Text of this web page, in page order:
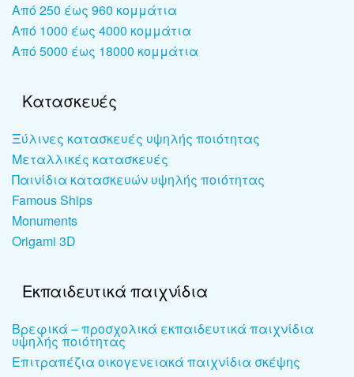
Από 250 έως 960 κομμάτια
Από 1000 έως 4000 κομμάτια
Από 5000 έως 18000 κομμάτια
Κατασκευές
Ξύλινες κατασκευές υψηλής ποιότητας
Μεταλλικές κατασκευές
Παινίδια κατασκευών υψηλής ποιότητας
Famous Ships
Monuments
Origami 3D
Εκπαιδευτικά παιχνίδια
Βρεφικά – προσχολικά εκπαιδευτικά παιχνίδια
υψηλής ποιότητας
Επιτραπέζια οικογενειακά παιχνίδια σκέψης